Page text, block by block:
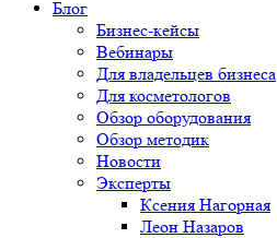
Блог
Бизнес-кейсы
Вебинары
Для владельцев бизнеса
Для косметологов
Обзор оборудования
Обзор методик
Новости
Эксперты
Ксения Нагорная
Леон Назаров